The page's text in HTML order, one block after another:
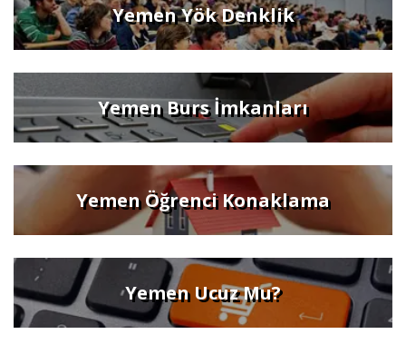
Yemen Yök Denklik
Yemen Burs İmkanları
Yemen Öğrenci Konaklama
Yemen Ucuz Mu?